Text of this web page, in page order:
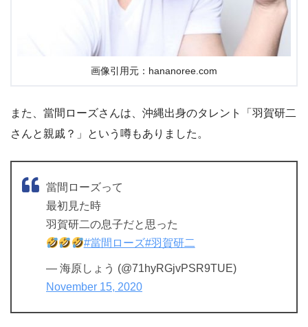
画像引用元：hananoree.com
また、當間ローズさんは、沖縄出身のタレント「羽賀研二
さんと親戚？」という噂もありました。
當間ローズって
最初見た時
羽賀研二の息子だと思った
#當間ローズ#羽賀研二
— 海原しょう (@71hyRGjvPSR9TUE)
November 15, 2020